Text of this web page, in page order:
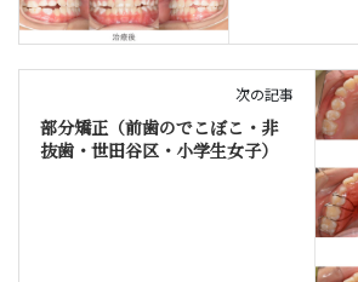
次の記事
部分矯正（前歯のでこぼこ・非
抜歯・世田谷区・小学生女子）